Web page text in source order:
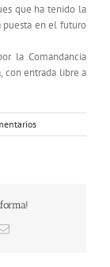
que ha tenido la
puesta en el futuro
la Comandancia
con entrada libre a
Correo